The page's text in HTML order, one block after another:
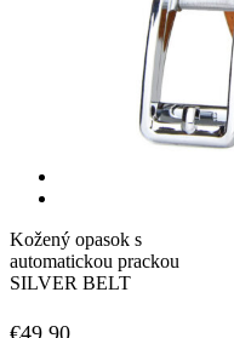
Kožený opasok s
automatickou prackou
SILVER BELT
€49,90